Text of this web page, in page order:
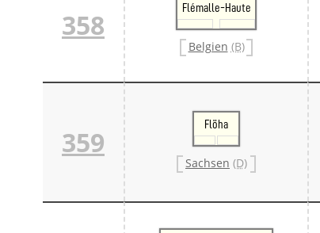
358
Flémalle-Haute
Belgien (B)
359
Flöha
Sachsen (D)